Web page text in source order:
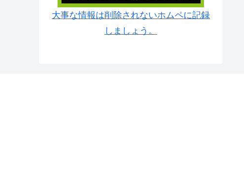
大事な情報は削除されないホムペに記録
しましょう。